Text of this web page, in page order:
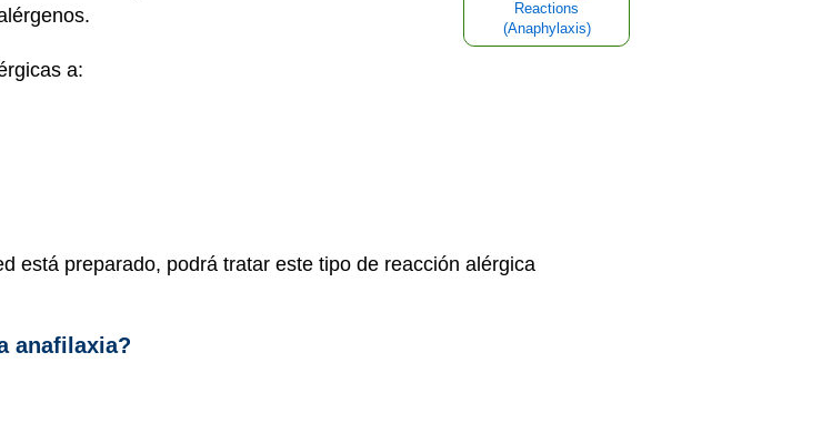
Reactions
(Anaphylaxis)
a:
está preparado, podrá tratar este tipo de reacción alérgica
anafilaxia?